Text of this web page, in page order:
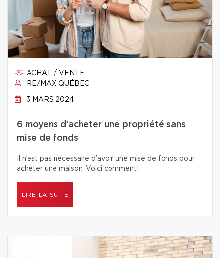
ACHAT / VENTE
RE/MAX QUÉBEC
3 MARS 2024
6 moyens d’acheter une propriété sans
mise de fonds
Il n’est pas nécessaire d’avoir une mise de fonds pour
acheter une maison. Voici comment!
LIRE LA SUITE